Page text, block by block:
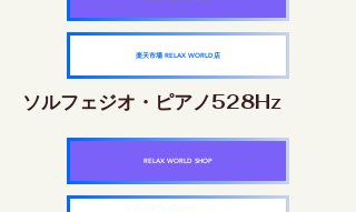
楽天市場 RELAX WORLD店
ソルフェジオ・ピアノ528Hz
RELAX WORLD SHOP